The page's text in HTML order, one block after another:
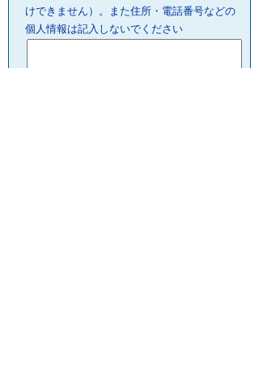
けできません）。また住所・電話番号などの
個人情報は記入しないでください